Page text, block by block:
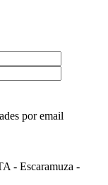
por email